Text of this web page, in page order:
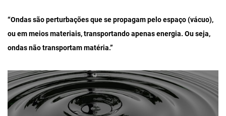
“Ondas são perturbações que se propagam pelo espaço (vácuo),
ou em meios materiais, transportando apenas energia. Ou seja,
ondas não transportam matéria.”